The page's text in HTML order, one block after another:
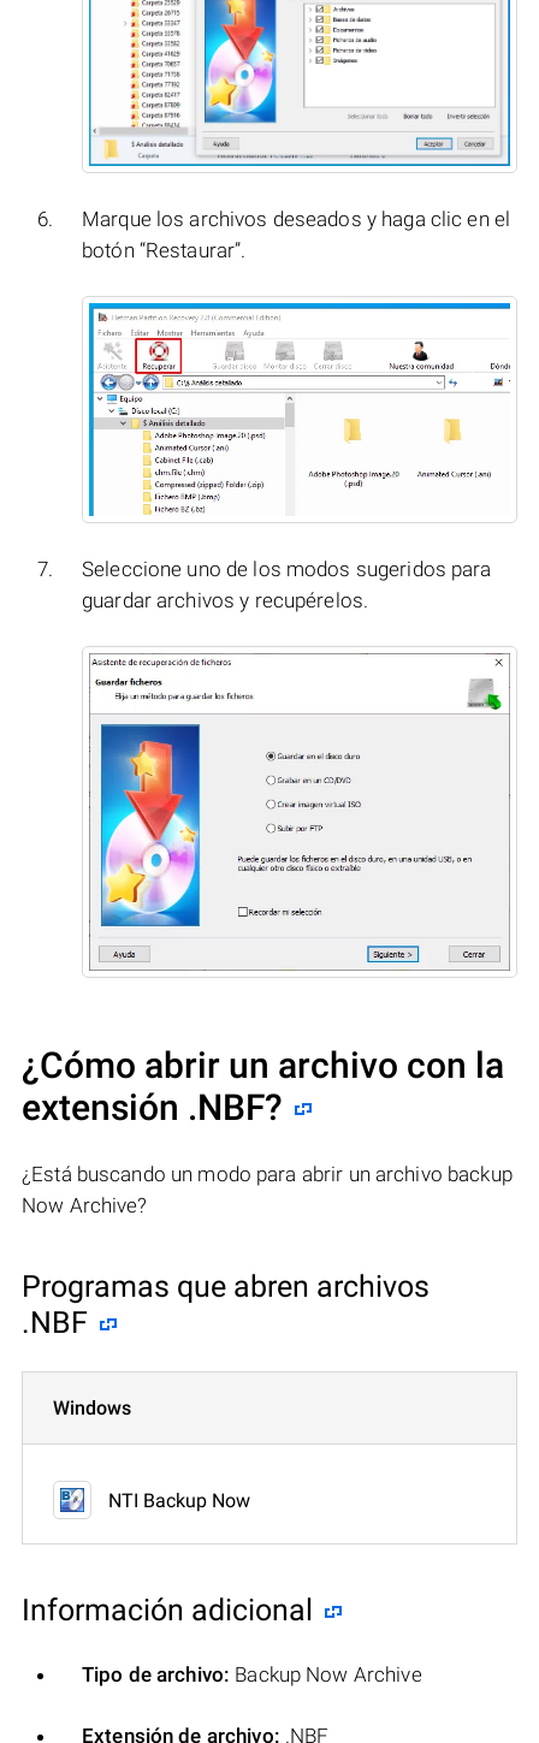
Marque los archivos deseados y haga clic en el
botón “Restaurar”.
Seleccione uno de los modos sugeridos para
guardar archivos y recupérelos.
¿Cómo abrir un archivo con la
extensión .NBF?
¿Está buscando un modo para abrir un archivo backup
Now Archive?
Programas que abren archivos
.NBF
Windows
NTI Backup Now
Información adicional
Tipo de archivo: Backup Now Archive
Extensión de archivo: .NBF